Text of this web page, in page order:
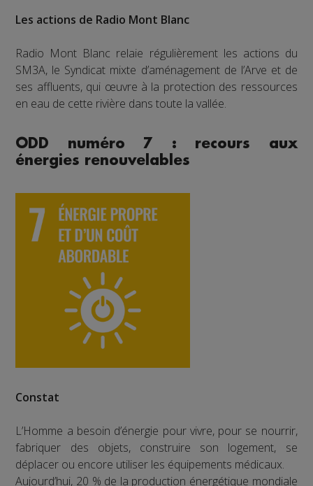
Les actions de Radio Mont Blanc
Radio Mont Blanc relaie régulièrement les actions du
SM3A, le Syndicat mixte d’aménagement de l’Arve et de
ses affluents, qui œuvre à la protection des ressources
en eau de cette rivière dans toute la vallée.
ODD numéro 7 : recours aux
énergies renouvelables
Constat
L’Homme a besoin d’énergie pour vivre, pour se nourrir,
fabriquer des objets, construire son logement, se
déplacer ou encore utiliser les équipements médicaux.
Aujourd’hui, 20 % de la production énergétique mondiale